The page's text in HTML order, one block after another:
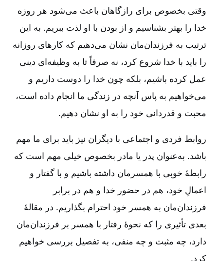
وقتی بخصوص برای رازگاهان باعث می‌شود هر روزه
خدا را بهتر بشناسیم و از بودن با او لذت ببریم. به این
ترتیب به فرزندان‌مان نشان می‌دهیم که کارهای روزانه
را باید با خدا شروع کرد، نه صرفاً تا به وظیفه‌ای دینی
عمل کرده باشیم، بلکه چون خدا را دوست داریم و
می‌خواهیم به پاس آنچه در زندگی ‌ما انجام داده است،
محبت و قدردانی خود را به او نشان دهیم.
روابط فردی و اجتماعی با دیگران نیز باید برای‌ ما مهم
باشد. به‌عنوان پدر یا مادر بخصوص خیلی مهم است که
رابطۀ خوبی با همسرمان داشته باشیم و با گفتار و
اعمالِ خود، هم در حضور خدا و هم در برابر
فرزندان‌مان به همسر خود احترام بگذاریم. در مقالۀ
بعدی تأثیری را که نحوۀ رفتار با همسر بر فرزندان‌مان
دارد، چه مثبت و چه منفی، به تفصیل بررسی خواهیم
کرد.